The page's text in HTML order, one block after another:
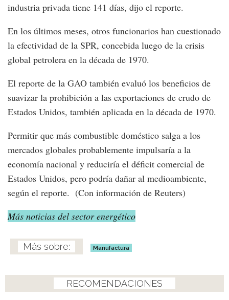
industria privada tiene 141 días, dijo el reporte.
En los últimos meses, otros funcionarios han cuestionado
la efectividad de la SPR, concebida luego de la crisis
global petrolera en la década de 1970.
El reporte de la GAO también evaluó los beneficios de
suavizar la prohibición a las exportaciones de crudo de
Estados Unidos, también aplicada en la década de 1970.
Permitir que más combustible doméstico salga a los
mercados globales probablemente impulsaría a la
economía nacional y reduciría el déficit comercial de
Estados Unidos, pero podría dañar al medioambiente,
según el reporte. (Con información de Reuters)
Más noticias del sector energético
Manufactura
RECOMENDACIONES